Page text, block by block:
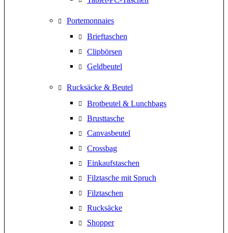
Portemonnaies
Brieftaschen
Clipbörsen
Geldbeutel
Rucksäcke & Beutel
Brotbeutel & Lunchbags
Brusttasche
Canvasbeutel
Crossbag
Einkaufstaschen
Filztasche mit Spruch
Filztaschen
Rucksäcke
Shopper